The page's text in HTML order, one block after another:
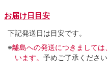
お届け日目安
下記発送日は目安です。
※離島への発送につきまして
います。 予めご了承ください